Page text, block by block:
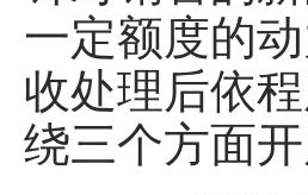
一定额度的
收处理后依
绕三个方面开